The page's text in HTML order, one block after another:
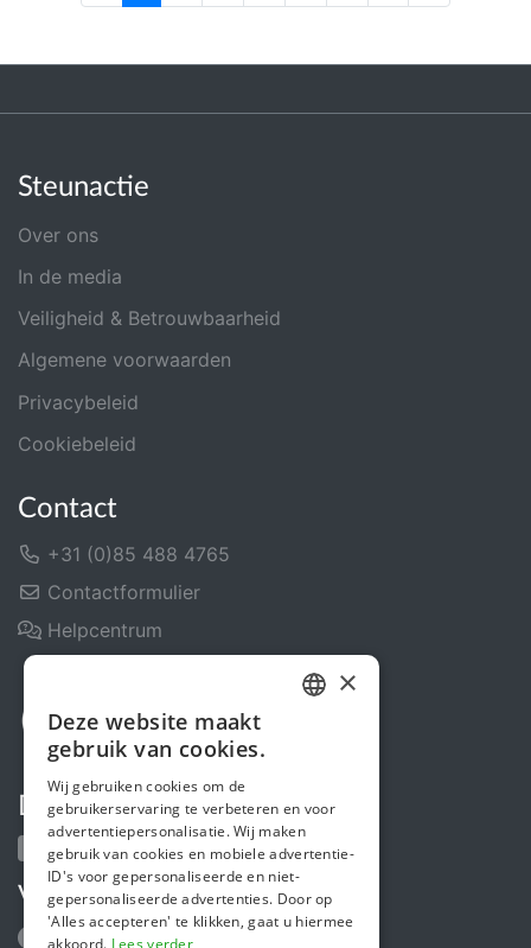
Steunactie
Over ons
In de media
Veiligheid & Betrouwbaarheid
Algemene voorwaarden
Privacybeleid
Cookiebeleid
Contact
+31 (0)85 488 4765
Contactformulier
Helpcentrum
Deel ons
Volg ons
ENGLISH
×
Deze website maakt
gebruik van cookies.
Wij gebruiken cookies om de
gebruikerservaring te verbeteren en voor
advertentiepersonalisatie. Wij maken
gebruik van cookies en mobiele advertentie-
ID's voor gepersonaliseerde en niet-
gepersonaliseerde advertenties. Door op
'Alles accepteren' te klikken, gaat u hiermee
akkoord. Lees verder